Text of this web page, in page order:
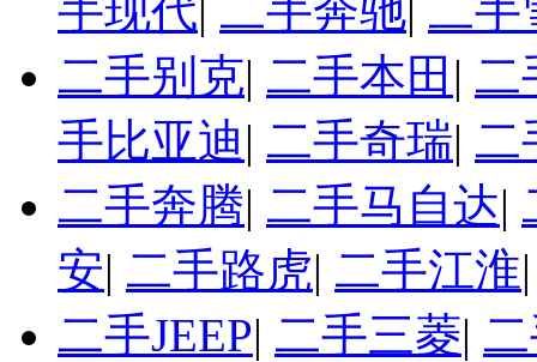
手现代 二手奔驰 二手
二手别克| 二手本田 | 二
手比亚迪| 二手奇瑞| 二
二手奔腾| 二手马自达|
安| 二手路虎| 二手江淮
二手JEEP| 二手三菱|